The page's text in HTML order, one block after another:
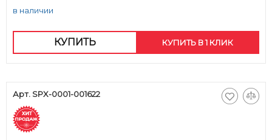
в наличии
КУПИТЬ КУПИТЬ В 1 КЛИК
Арт. SPX-0001-001622